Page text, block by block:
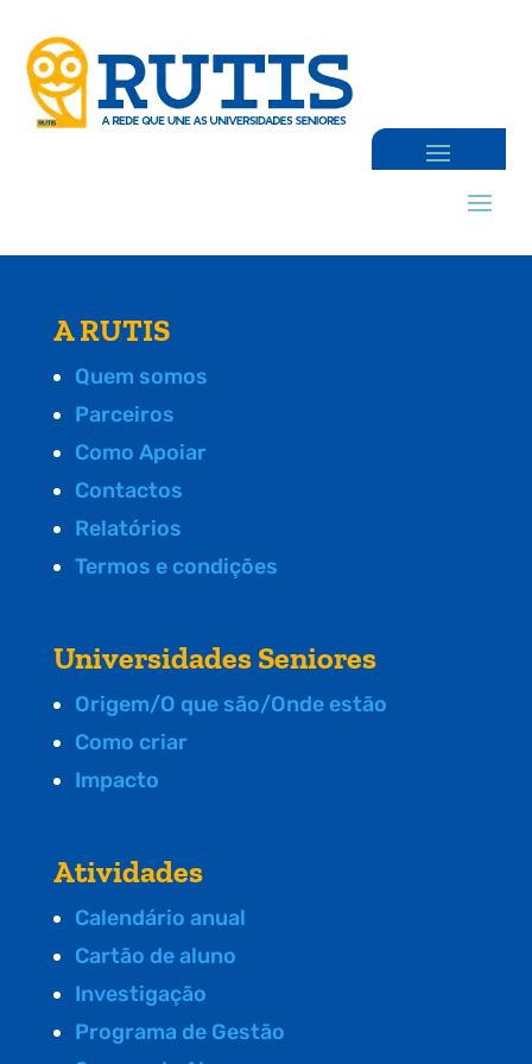
A RUTIS
Quem somos
Parceiros
Como Apoiar
Contactos
Relatórios
Termos e condições
Universidades Seniores
Origem/O que são/Onde estão
Como criar
Impacto
Atividades
Calendário anual
Cartão de aluno
Investigação
Programa de Gestão